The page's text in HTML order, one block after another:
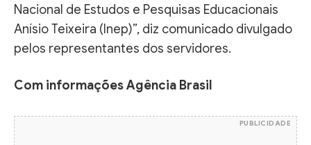
Nacional de Estudos e Pesquisas Educacionais
Anísio Teixeira (Inep)”, diz comunicado divulgado
pelos representantes dos servidores.
Com informações Agência Brasil
PUBLICIDADE